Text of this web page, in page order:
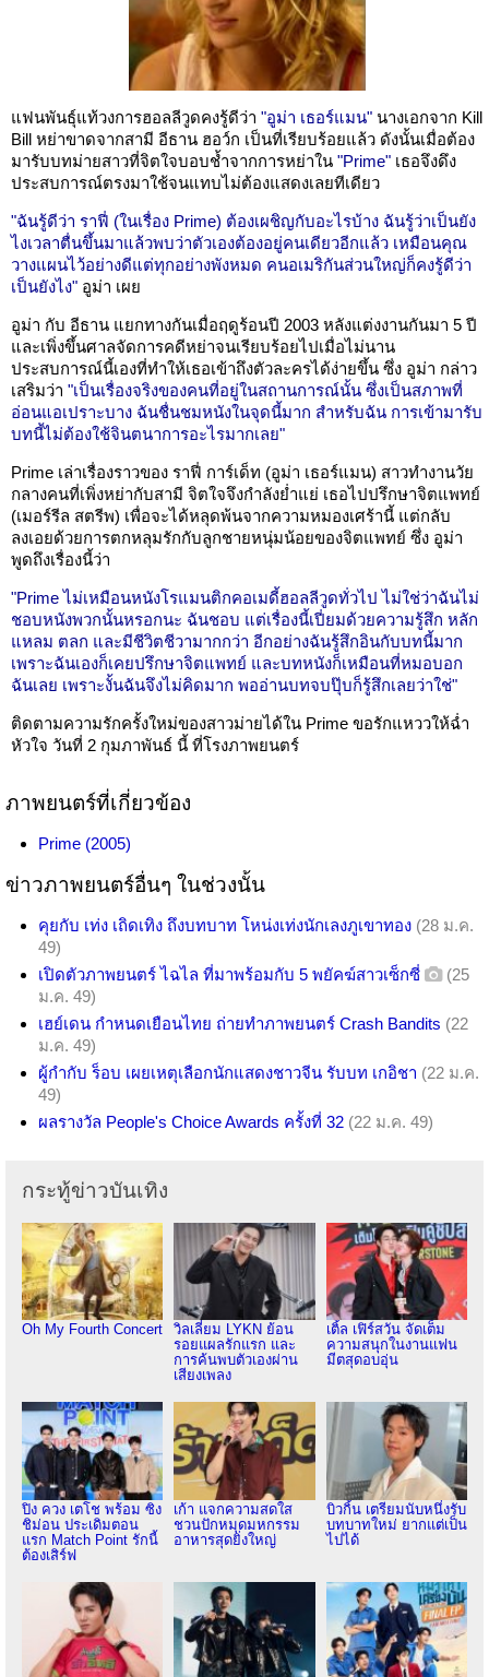
แฟนพันธุ์แท้วงการฮอลลีวูดคงรู้ดีว่า "อูม่า เธอร์แมน" นางเอกจาก Kill
Bill หย่าขาดจากสามี อีธาน ฮอว์ก เป็นที่เรียบร้อยแล้ว ดังนั้นเมื่อต้อง
มารับบทม่ายสาวที่จิตใจบอบช้ำจากการหย่าใน "Prime" เธอจึงดึง
ประสบการณ์ตรงมาใช้จนแทบไม่ต้องแสดงเลยทีเดียว
"ฉันรู้ดีว่า ราฟี่ (ในเรื่อง Prime) ต้องเผชิญกับอะไรบ้าง ฉันรู้ว่าเป็นยัง
ไงเวลาตื่นขึ้นมาแล้วพบว่าตัวเองต้องอยู่คนเดียวอีกแล้ว เหมือนคุณ
วางแผนไว้อย่างดีแต่ทุกอย่างพังหมด คนอเมริกันส่วนใหญ่ก็คงรู้ดีว่า
เป็นยังไง" อูม่า เผย
อูม่า กับ อีธาน แยกทางกันเมื่อฤดูร้อนปี 2003 หลังแต่งงานกันมา 5 ปี
และเพิ่งขึ้นศาลจัดการคดีหย่าจนเรียบร้อยไปเมื่อไม่นาน
ประสบการณ์นี้เองที่ทำให้เธอเข้าถึงตัวละครได้ง่ายขึ้น ซึ่ง อูม่า กล่าว
เสริมว่า "เป็นเรื่องจริงของคนที่อยู่ในสถานการณ์นั้น ซึ่งเป็นสภาพที่
อ่อนแอเปราะบาง ฉันชื่นชมหนังในจุดนี้มาก สำหรับฉัน การเข้ามารับ
บทนี้ไม่ต้องใช้จินตนาการอะไรมากเลย"
Prime เล่าเรื่องราวของ ราฟี่ การ์เด็ท (อูม่า เธอร์แมน) สาวทำงานวัย
กลางคนที่เพิ่งหย่ากับสามี จิตใจจึงกำลังย่ำแย่ เธอไปปรึกษาจิตแพทย์
(เมอร์รีล สตรีพ) เพื่อจะได้หลุดพ้นจากความหมองเศร้านี้ แต่กลับ
ลงเอยด้วยการตกหลุมรักกับลูกชายหนุ่มน้อยของจิตแพทย์ ซึ่ง อูม่า
พูดถึงเรื่องนี้ว่า
"Prime ไม่เหมือนหนังโรแมนติกคอเมดี้ฮอลลีวูดทั่วไป ไม่ใช่ว่าฉันไม่
ชอบหนังพวกนั้นหรอกนะ ฉันชอบ แต่เรื่องนี้เปี่ยมด้วยความรู้สึก หลัก
แหลม ตลก และมีชีวิตชีวามากกว่า อีกอย่างฉันรู้สึกอินกับบทนี้มาก
เพราะฉันเองก็เคยปรึกษาจิตแพทย์ และบทหนังก็เหมือนที่หมอบอก
ฉันเลย เพราะงั้นฉันจึงไม่คิดมาก พออ่านบทจบปุ๊บก็รู้สึกเลยว่าใช่"
ติดตามความรักครั้งใหม่ของสาวม่ายได้ใน Prime ขอรักแหววให้ฉ่ำ
หัวใจ วันที่ 2 กุมภาพันธ์ นี้ ที่โรงภาพยนตร์
ภาพยนตร์ที่เกี่ยวข้อง
Prime (2005)
ข่าวภาพยนตร์อื่นๆ ในช่วงนั้น
คุยกับ เท่ง เถิดเทิง ถึงบทบาท โหน่งเท่งนักเลงภูเขาทอง (28 ม.ค.
49)
เปิดตัวภาพยนตร์ ไฉไล ที่มาพร้อมกับ 5 พยัคฆ์สาวเซ็กซี่
(25
ม.ค. 49)
เฮย์เดน กำหนดเยือนไทย ถ่ายทำภาพยนตร์ Crash Bandits (22
ม.ค. 49)
ผู้กำกับ ร็อบ เผยเหตุเลือกนักแสดงชาวจีน รับบท เกอิชา (22 ม.ค.
49)
ผลรางวัล People's Choice Awards ครั้งที่ 32 (22 ม.ค. 49)
กระทู้ข่าวบันเทิง
Oh My Fourth Concert
วิลเลี่ยม LYKN ย้อน
รอยแผลรักแรก และ
การค้นพบตัวเองผ่าน
เสียงเพลง
เติ้ล เฟิร์สวัน จัดเต็ม
ความสนุกในงานแฟน
มีตสุดอบอุ่น
ปิง ควง เตโช พร้อม ซิง
ชิม่อน ประเดิมตอน
แรก Match Point รักนี้
ต้องเสิร์ฟ
เก้า แจกความสดใส
ชวนปักหมุดมหกรรม
อาหารสุดยิ่งใหญ่
บิวกิ้น เตรียมนับหนึ่งรับ
บทบาทใหม่ ยากแต่เป็น
ไปได้